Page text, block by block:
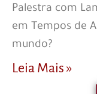
Palestra com
em Tempos de
mundo?
Leia Mais »